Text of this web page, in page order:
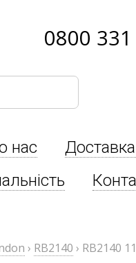
0800
нас
› RB2140 › RB2140